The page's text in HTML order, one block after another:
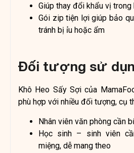
Giúp thay đổi khẩu vị trong
Gói zip tiện lợi giúp bảo
tránh bị ỉu hoặc ẩm
Đối tượng sử
Khô Heo Sấy Sợi của
phù hợp với nhiều đối tượng, cụ
Nhân viên văn phòng cần
Học sinh – sinh viên
miệng, dễ mang theo